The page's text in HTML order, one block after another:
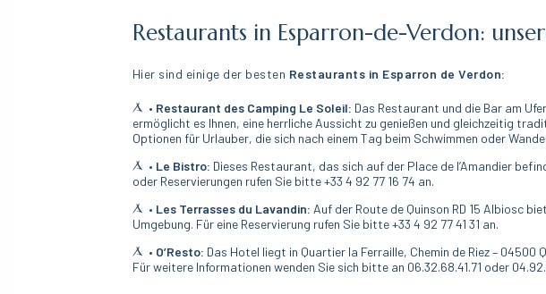
Restaurants in Esparron-de-Verdon:
Hier sind einige der besten Restaurants in Esparron de Verdon:
• Restaurant des Camping Le Soleil: Das Restaurant und die Bar am
ermöglicht es Ihnen, eine herrliche Aussicht zu genießen und gleichzeitig
Optionen für Urlauber, die sich nach einem Tag beim Schwimmen oder
• Le Bistro: Dieses Restaurant, das sich auf der Place de l’Amandier
oder Reservierungen rufen Sie bitte +33 4 92 77 16 74 an.
• Les Terrasses du Lavandin: Auf der Route de Quinson RD 15 Albiosc
Umgebung. Für eine Reservierung rufen Sie bitte +33 4 92 77 41 31 an.
• O’Resto: Das Hotel liegt in Quartier la Ferraille, Chemin de Riez –
Für weitere Informationen wenden Sie sich bitte an 06.32.68.41.71 oder